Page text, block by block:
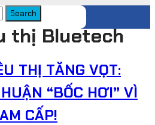
Search
thị Bluetech
THỊ TĂNG VỌT:
“BỐC HƠI” VÌ
CẤP!